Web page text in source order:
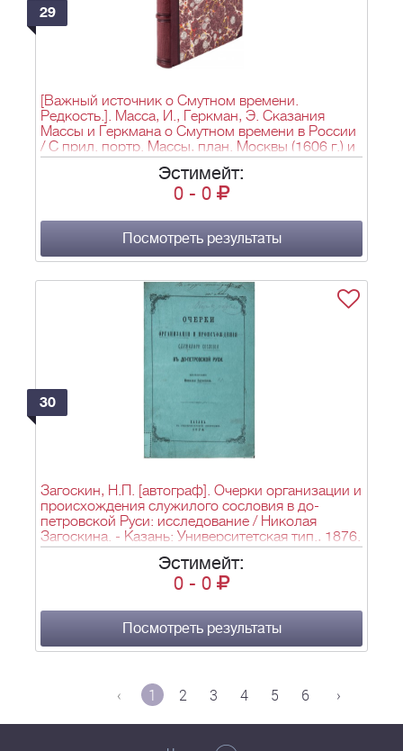
29
[Важный источник о Смутном времени.
Редкость.]. Масса, И., Геркман, Э. Сказания
Массы и Геркмана о Смутном времени в России
/ С прил. портр. Массы, план. Москвы (1606 г.) и
дворца Лжедимитрия I. - СПб: Археогр. комис.,
1874. - [2], VI, 362, [2], VII с.; 23,7х16 см.
Эстимейт:
0 - 0
Посмотреть результаты
30
Загоскин, Н.П. [автограф]. Очерки организации и
происхождения служилого сословия в до-
петровской Руси: исследование / Николая
Загоскина. - Казань: Университетская тип., 1876.
- 218, [6] с.; 24,5x16 см.
Эстимейт:
0 - 0
Посмотреть результаты
‹ 1 2 3 4 5 6 ›